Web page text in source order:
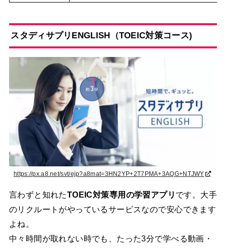
スタディサプリENGLISH（TOEIC対策コース)
https://px.a8.net/svt/ejp?a8mat=3HN2YP+2T7PMA+3AQG+NTJWY
言わずと知れたTOEIC対策専用の学習アプリ です。大手
のリクルートがやっているサービスなので安心できます
よね。
中々時間が取れない時でも、たった3分で学べる動画・